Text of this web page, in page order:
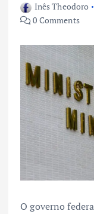
Inês Theodoro
0 Comments
O governo